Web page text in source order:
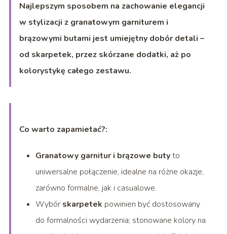
Najlepszym sposobem na zachowanie elegancji
w stylizacji z granatowym garniturem i
brązowymi butami jest umiejętny dobór detali –
od skarpetek, przez skórzane dodatki, aż po
kolorystykę całego zestawu.
Co warto zapamietać?:
Granatowy garnitur i brązowe butyto
uniwersalne połączenie, idealne na różne okazje,
zarówno formalne, jak i casualowe.
Wybór skarpetek powinien być dostosowany
do formalności wydarzenia; stonowane kolory na